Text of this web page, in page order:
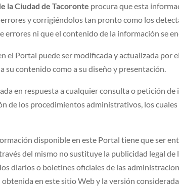
la Ciudad de Tacoronte procura que esta
y corrigiéndolos tan pronto como los
errores ni que el contenido de la información se
el Portal puede ser modificada y actualizada por
su contenido como a su diseño y presentación.
en respuesta a cualquier consulta o petición
de los procedimientos administrativos, los
disponible en este Portal tiene que ser
del mismo no sustituye la publicidad legal de
diarios o boletines oficiales de las
en este sitio Web y la versión